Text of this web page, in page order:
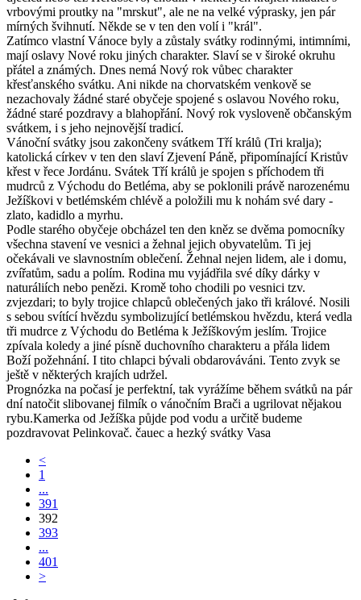
vrbovými proutky na "mrskut", ale ne na velké výprasky, jen pár
mírných švihnutí. Někde se v ten den volí i "král".
Zatímco vlastní Vánoce byly a zůstaly svátky rodinnými, intimními,
mají oslavy Nové roku jiných charakter. Slaví se v široké okruhu
přátel a známých. Dnes nemá Nový rok vůbec charakter
křesťanského svátku. Ani nikde na chorvatském venkově se
nezachovaly žádné staré obyčeje spojené s oslavou Nového roku,
žádné staré pozdravy a blahopřání. Nový rok vysloveně občanským
svátkem, i s jeho nejnovější tradicí.
Vánoční svátky jsou zakončeny svátkem Tří králů (Tri kralja);
katolická církev v ten den slaví Zjevení Páně, připomínající Kristův
křest v řece Jordánu. Svátek Tří králů je spojen s příchodem tři
mudrců z Východu do Betléma, aby se poklonili právě narozenému
Ježíškovi v betlémském chlévě a položili mu k nohám své dary -
zlato, kadidlo a myrhu.
Podle starého obyčeje obcházel ten den kněz se dvěma pomocníky
všechna stavení ve vesnici a žehnal jejich obyvatelům. Ti jej
očekávali ve slavnostním oblečení. Žehnal nejen lidem, ale i domu,
zvířatům, sadu a polím. Rodina mu vyjádřila své díky dárky v
naturáliích nebo penězi. Kromě toho chodili po vesnici tzv.
zvjezdari; to byly trojice chlapců oblečených jako tři králové. Nosili
s sebou svítící hvězdu symbolizující betlémskou hvězdu, která vedla
tři mudrce z Východu do Betléma k Ježíškovým jeslím. Trojice
zpívala koledy a jiné písně duchovního charakteru a přála lidem
Boží požehnání. I tito chlapci bývali obdarováváni. Tento zvyk se
ještě v některých krajích udržel.
Prognózka na počasí je perfektní, tak vyrážíme během svátků na pár
dní natočit slibovanej filmík o vánočním Brači a ugrilovat nějakou
rybu.Kamerka od Ježíška půjde pod vodu a určitě budeme
pozdravovat Pelinkovač. čauec a hezký svátky Vasa
<
1
...
391
392
393
...
401
>